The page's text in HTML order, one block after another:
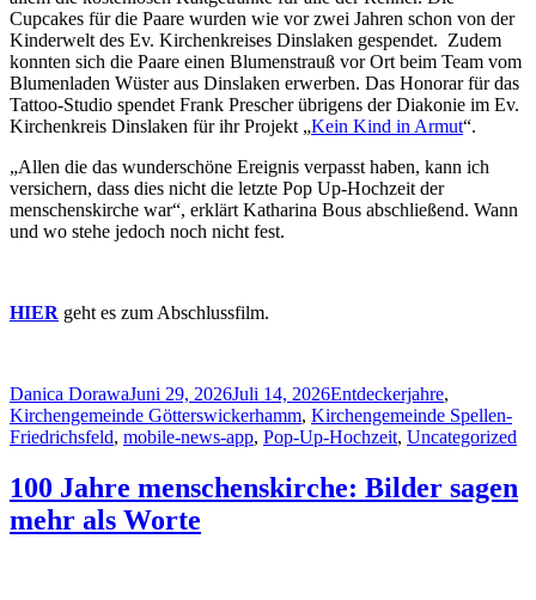
Cupcakes für die Paare wurden wie vor zwei Jahren schon von der
Kinderwelt des Ev. Kirchenkreises Dinslaken gespendet. Zudem
konnten sich die Paare einen Blumenstrauß vor Ort beim Team vom
Blumenladen Wüster aus Dinslaken erwerben. Das Honorar für das
Tattoo-Studio spendet Frank Prescher übrigens der Diakonie im Ev.
Kirchenkreis Dinslaken für ihr Projekt „Kein Kind in Armut“.
„Allen die das wunderschöne Ereignis verpasst haben, kann ich
versichern, dass dies nicht die letzte Pop Up-Hochzeit der
menschenskirche war“, erklärt Katharina Bous abschließend. Wann
und wo stehe jedoch noch nicht fest.
HIER geht es zum Abschlussfilm.
Author
Danica DorawaPosted
on
Juni 29, 2026Juli 14, 2026Categories
Entdeckerjahre,
Kirchengemeinde Götterswickerhamm, Kirchengemeinde Spellen-
Friedrichsfeld, mobile-news-app, Pop-Up-Hochzeit, Uncategorized
100 Jahre menschenskirche: Bilder sagen
mehr als Worte